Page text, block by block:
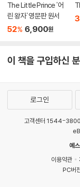
The Little Prince '어
린 왕자' 영문판 원서
52% 6,900원
이 책을 구입하신
로그인
고객센터 1544-3800
예
이용약관
PC버